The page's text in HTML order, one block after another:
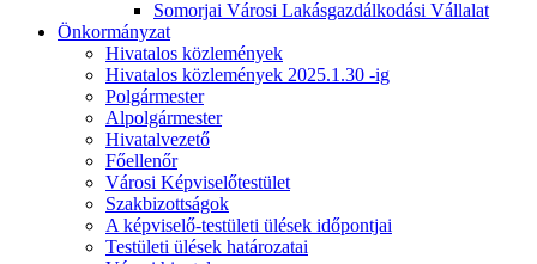
Somorjai Városi Lakásgazdálkodási Vállalat
Önkormányzat
Hivatalos közlemények
Hivatalos közlemények 2025.1.30 -ig
Polgármester
Alpolgármester
Hivatalvezető
Főellenőr
Városi Képviselőtestület
Szakbizottságok
A képviselő-testületi ülések időpontjai
Testületi ülések határozatai